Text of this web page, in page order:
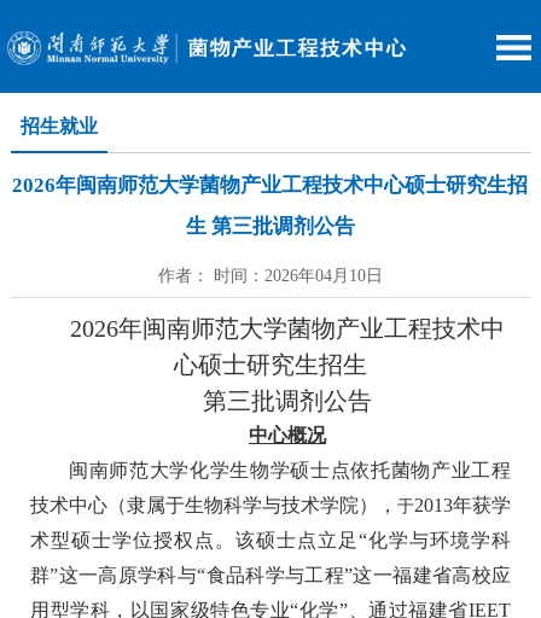
招生就业
2026年闽南师范大学菌物产业工程技术中心硕士研究生招
生 第三批调剂公告
作者： 时间：2026年04月10日
2026年闽南师范大学菌物产业工程技术中
心硕士研究生招生
第三批调剂 公告
中心概况
闽南师范大学化学生物学硕士点依托菌物产业工程
技术中心（隶属于生物科学与技术学院），于2013年获学
术型硕士学位授权点。该硕士点立足“化学与环境学科
群”这一高原学科与“食品科学与工程”这一福建省高校应
用型学科，以国家级特色专业“化学”、通过福建省IEET